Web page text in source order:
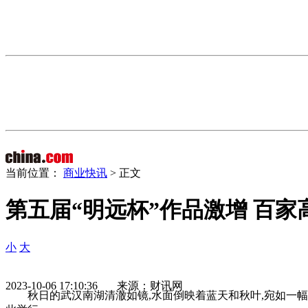
当前位置： 商业快讯 > 正文
第五届“明远杯”作品激增 百家
小 大
2023-10-06 17:10:36 来源：财讯网
秋日的武汉南湖清澈如镜,水面倒映着蓝天和秋叶,宛如一